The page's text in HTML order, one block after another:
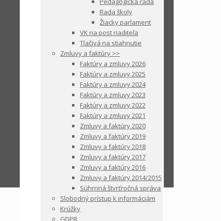
Rada školy
Žiacky parlament
VK na post riaditeľa
Tlačivá na stiahnutie
Zmluvy a faktúry >>
Faktúry a zmluvy 2026
Faktúry a zmluvy 2025
Faktúry a zmluvy 2024
Faktúry a zmluvy 2023
Faktúry a zmluvy 2022
Faktúry a zmluvy 2021
Zmluvy a faktúry 2020
Zmluvy a faktúry 2019
Zmluvy a faktúry 2018
Zmluvy a faktúry 2017
Zmluvy a faktúry 2016
Zmluvy a faktúry 2014/2015
Súhrnná štvrťročná správa
Slobodný prístup k informáciám
Krúžky
GDPR